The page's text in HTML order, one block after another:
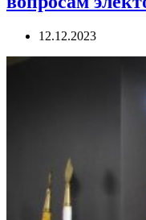
12.12.2023